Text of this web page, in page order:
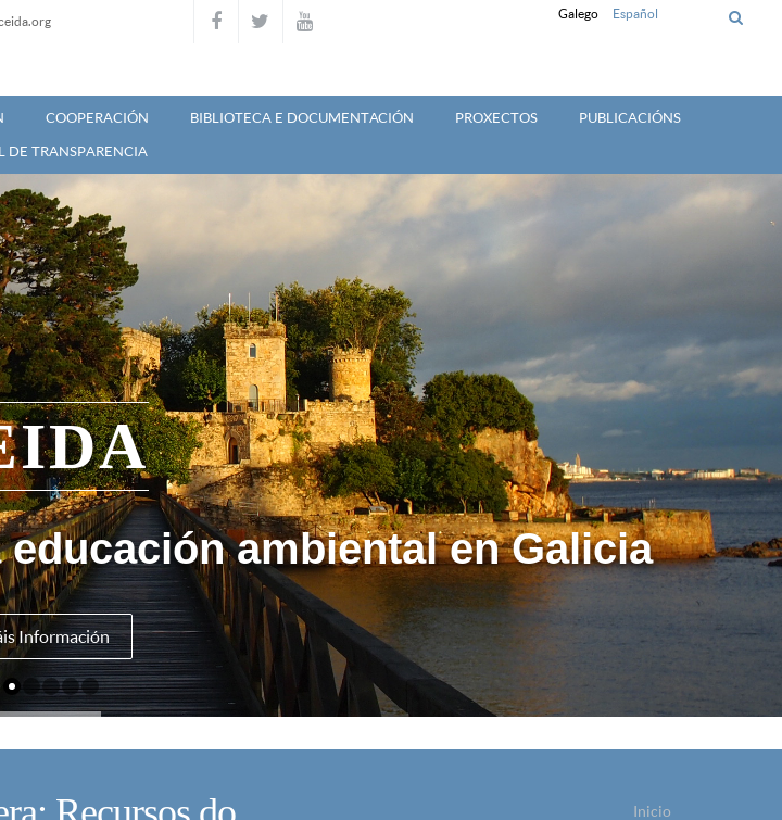
Galego Español
COOPERACIÓN BIBLIOTECA E DOCUMENTACIÓN PROXECTOS
PUBLICACIÓNS
DE TRANSPARENCIA
ambiental en Galicia
Información
Inicio